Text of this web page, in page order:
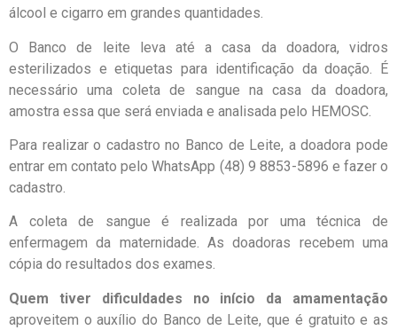
álcool e cigarro em grandes quantidades.
O Banco de leite leva até a casa da doadora, vidros
esterilizados e etiquetas para identificação da doação. É
necessário uma coleta de sangue na casa da doadora,
amostra essa que será enviada e analisada pelo HEMOSC.
Para realizar o cadastro no Banco de Leite, a doadora pode
entrar em contato pelo WhatsApp (48) 9 8853-5896 e fazer o
cadastro.
A coleta de sangue é realizada por uma técnica de
enfermagem da maternidade. As doadoras recebem uma
cópia do resultados dos exames.
Quem tiver dificuldades no início da amamentação
aproveitem o auxílio do Banco de Leite, que é gratuito e as